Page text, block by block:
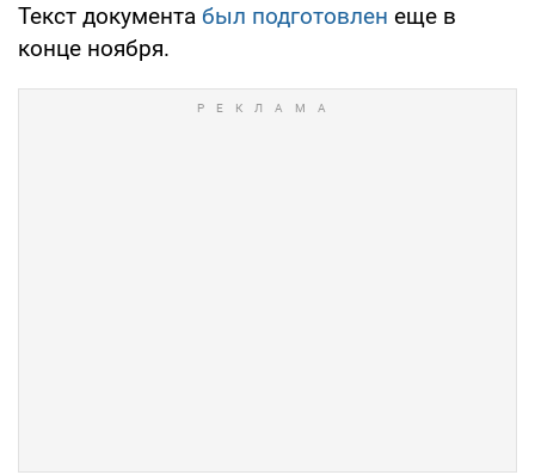
Текст документа был подготовлен еще в
конце ноября.